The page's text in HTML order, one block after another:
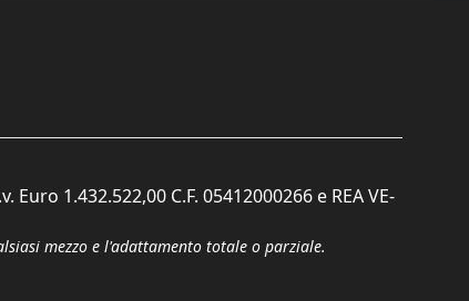
1.432.522,00 C.F. 05412000266 e REA VE-
mezzo e l'adattamento totale o parziale.